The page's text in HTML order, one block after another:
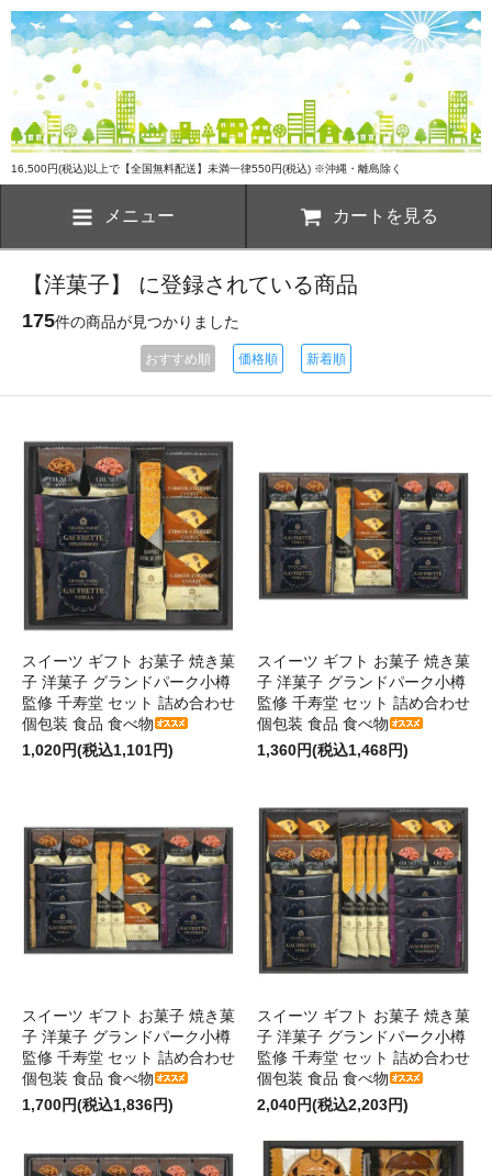
16,500円(税込)以上で【全国無料配送】未満一律550円(税込) ※沖縄・離島除く
メニュー カートを見る
【洋菓子】 に登録されている商品
175件の商品が見つかりました
おすすめ順 価格順 新着順
スイーツ ギフト お菓子 焼き菓
子 洋菓子 グランドパーク小樽
監修 千寿堂 セット 詰め合わせ
個包装 食品 食べ物
1,020円(税込1,101円)
スイーツ ギフト お菓子 焼き菓
子 洋菓子 グランドパーク小樽
監修 千寿堂 セット 詰め合わせ
個包装 食品 食べ物
1,360円(税込1,468円)
スイーツ ギフト お菓子 焼き菓
子 洋菓子 グランドパーク小樽
監修 千寿堂 セット 詰め合わせ
個包装 食品 食べ物
1,700円(税込1,836円)
スイーツ ギフト お菓子 焼き菓
子 洋菓子 グランドパーク小樽
監修 千寿堂 セット 詰め合わせ
個包装 食品 食べ物
2,040円(税込2,203円)